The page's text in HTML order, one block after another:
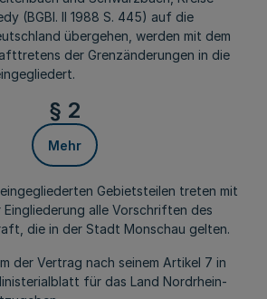
(BGBl. II 1988 S. 445) auf die
übergehen, werden mit dem
der Grenzänderungen in die
§ 2
Mehr
eingegliederten Gebietsteilen treten mit
alle Vorschriften des
die in der Stadt Monschau gelten.
der Vertrag nach seinem Artikel 7 in
für das Land Nordrhein-